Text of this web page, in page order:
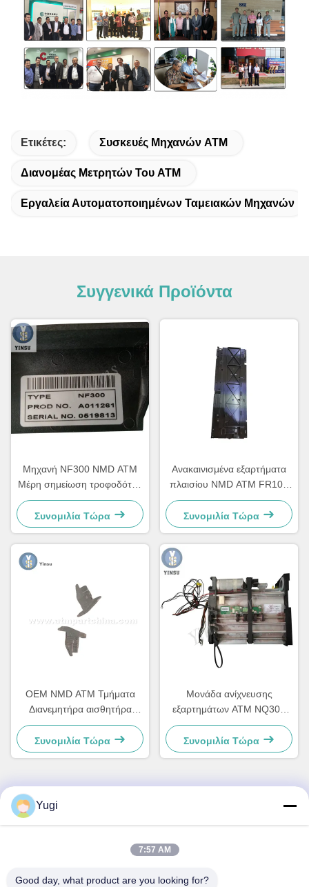
Ετικέτες: Συσκευές Μηχανών ATM
Διανομέας Μετρητών Του ATM
Εργαλεία Αυτοματοποιημένων Ταμειακών Μηχανών
Συγγενικά Προϊόντα
Μηχανή NF300 NMD ΑΤΜ
Μέρη σημείωση τροφοδότης
A011261 Για μηχανή
παιχνιδιών κιόσκι
Συνομιλία Τώρα
Ανακαινισμένα εξαρτήματα
πλαισίου NMD ATM FR101
Right Glory Delarue Talaris
A006322
Συνομιλία Τώρα
OEM NMD ATM Τμήματα
Διανεμητήρα αισθητήρα
Διοδικός Κρατήρας A001486
Συνομιλία Τώρα
Μονάδα ανίχνευσης
εξαρτημάτων ΑΤΜ NQ300
NMD A011263 για τραπεζικό
εξοπλισμό
Συνομιλία Τώρα
Γρήγορη επαφή
Xingye EastRoad, Shunjiang Community Industrial Park,
Yugi
7:57 AM
Good day, what product are you looking for?